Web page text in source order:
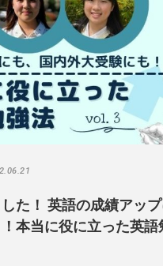
た！ 英語の成績アッ
本当に役に立った英語